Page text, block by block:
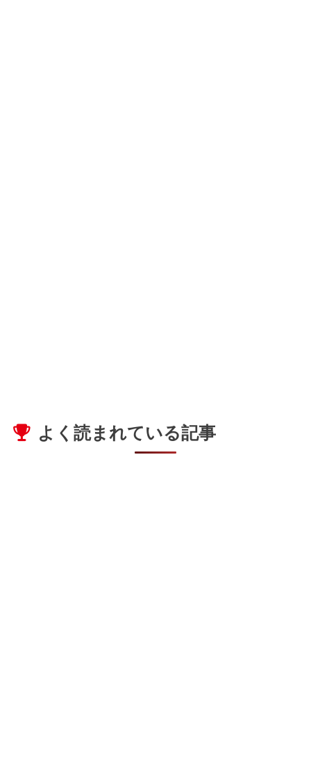
よく読まれている記事